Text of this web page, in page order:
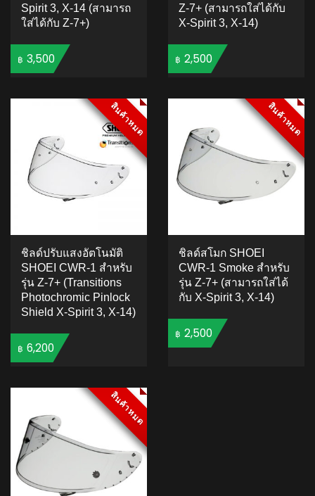
Spirit 3, X-14 (สามารถ
ใส่ได้กับ Z-7+)
฿ 3,500
Z-7+ (สามารถใส่ได้กับ
X-Spirit 3, X-14)
฿ 2,500
สินค้าหมด
สินค้าหมด
ชิลด์ปรับแสงอัตโนมัติ
SHOEI CWR-1 สำหรับ
รุ่น Z-7+ (Transitions
Photochromic Pinlock
Shield X-Spirit 3, X-14)
฿ 6,200
customer
ratings
ADD TO CART
สินค้าหมด
สินค้าหมด
ชิลด์สโมก SHOEI
CWR-1 Smoke สำหรับ
รุ่น Z-7+ (สามารถใส่ได้
กับ X-Spirit 3, X-14)
฿ 2,500
สินค้าหมด
สินค้าหมด